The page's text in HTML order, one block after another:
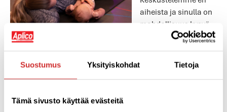
Suostumus Yksityiskohdat Tietoja
Tämä sivusto käyttää evästeitä
aiheista ja sinulla on
mahdollisuus kysyä
“keskivartalon palautuminen synnytyksen jälkeen”. Tämä
kahvit.